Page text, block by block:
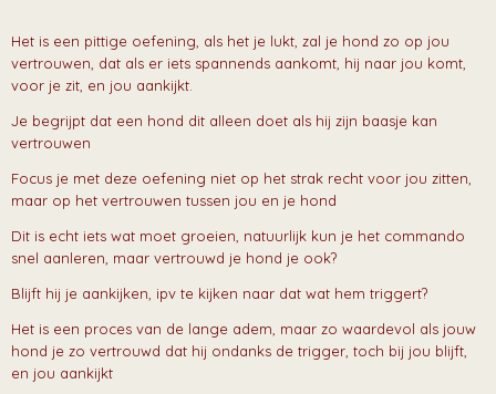
Het is een pittige oefening, als het je lukt, zal je hond zo op jou
vertrouwen, dat als er iets spannends aankomt, hij naar jou komt,
voor je zit, en jou aankijkt.
Je begrijpt dat een hond dit alleen doet als hij zijn baasje kan
vertrouwen
Focus je met deze oefening niet op het strak recht voor jou zitten,
maar op het vertrouwen tussen jou en je hond
Dit is echt iets wat moet groeien, natuurlijk kun je het commando
snel aanleren, maar vertrouwd je hond je ook?
Blijft hij je aankijken, ipv te kijken naar dat wat hem triggert?
Het is een proces van de lange adem, maar zo waardevol als jouw
hond je zo vertrouwd dat hij ondanks de trigger, toch bij jou blijft,
en jou aankijkt